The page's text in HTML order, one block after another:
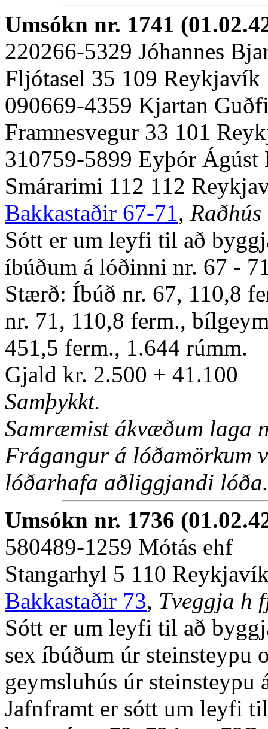
Umsókn nr. 1741
220266-5329 Jóhannes
Fljótasel 35 109 Reykjavík
090669-4359 Kjartan
Framnesvegur 33 101
310759-5899 Eyþór Ágúst
Smárarimi 112 112
Bakkastaðir 67-71, Raðhús
Sótt er um leyfi til að
íbúðum á lóðinni nr. 67 -
Stærð: Íbúð nr. 67, 110,8
nr. 71, 110,8 ferm.,
451,5 ferm., 1.644 rúmm.
Gjald kr. 2.500 + 41.100
Samþykkt.
Samræmist ákvæðum laga
Frágangur á lóðamörkum
lóðarhafa aðliggjandi lóða.
Umsókn nr. 1736
580489-1259 Mótás ehf
Stangarhyl 5 110
Bakkastaðir 73, Tveggja h
Sótt er um leyfi til að
sex íbúðum úr steinsteypu
geymsluhús úr
Jafnframt er sótt um leyfi